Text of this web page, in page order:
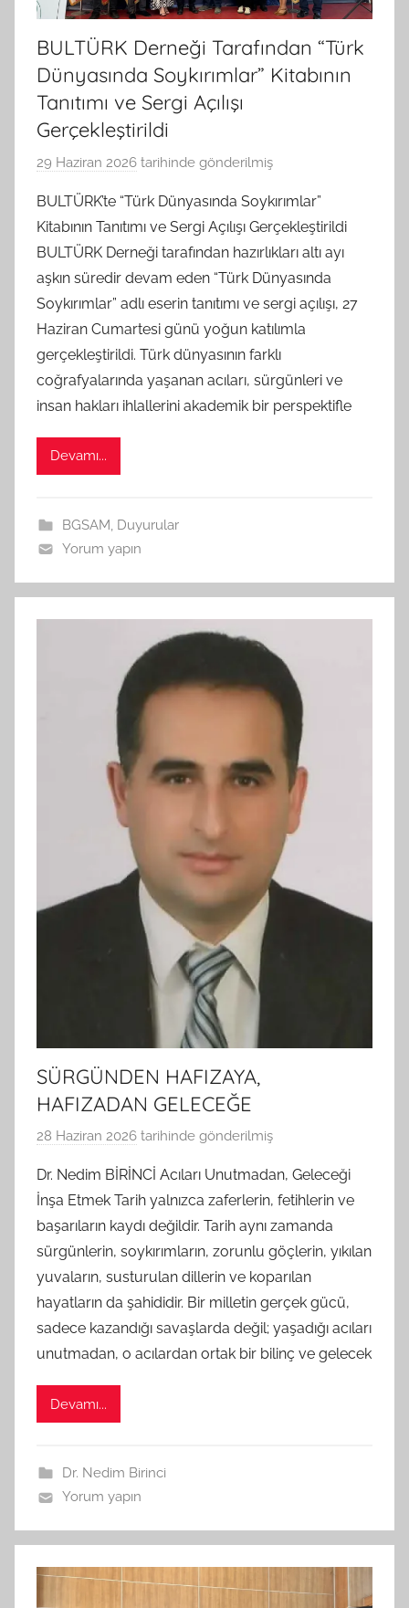
BULTÜRK Derneği Tarafından “Türk
Dünyasında Soykırımlar” Kitabının
Tanıtımı ve Sergi Açılışı
Gerçekleştirildi
29 Haziran 2026 tarihinde gönderilmiş
S
A
M
t
a
r
a
f
ı
BULTÜRK’te “Türk Dünyasında Soykırımlar”
Kitabının Tanıtımı ve Sergi Açılışı Gerçekleştirildi
BULTÜRK Derneği tarafından hazırlıkları altı ayı
aşkın süredir devam eden “Türk Dünyasında
Soykırımlar” adlı eserin tanıtımı ve sergi açılışı, 27
Haziran Cumartesi günü yoğun katılımla
gerçekleştirildi. Türk dünyasının farklı
coğrafyalarında yaşanan acıları, sürgünleri ve
insan hakları ihlallerini akademik bir perspektifle
Devamı...
BGSAM Duyurular
Yorum yapın
SÜRGÜNDEN HAFIZAYA,
HAFIZADAN GELECEĞE
28 Haziran 2026 tarihinde gönderilmiş
S
A
M
t
a
r
a
f
Dr. Nedim BİRİNCİ Acıları Unutmadan, Geleceği
İnşa Etmek Tarih yalnızca zaferlerin, fetihlerin ve
başarıların kaydı değildir. Tarih aynı zamanda
sürgünlerin, soykırımların, zorunlu göçlerin, yıkılan
yuvaların, susturulan dillerin ve koparılan
hayatların da şahididir. Bir milletin gerçek gücü,
sadece kazandığı savaşlarda değil; yaşadığı acıları
unutmadan, o acılardan ortak bir bilinç ve gelecek
Devamı...
Dr. Nedim Birinci
Yorum yapın